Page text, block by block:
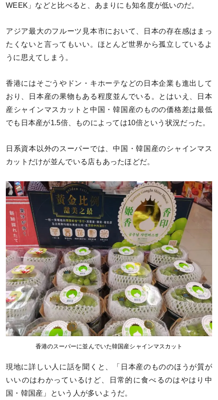
WEEK」などと比べると、あまりにも知名度が低いのだ。
アジア最大のフルーツ見本市において、日本の存在感はまっ
たくないと言ってもいい。ほとんど世界から孤立しているよ
うに思えてしまう。
香港にはそごうやドン・キホーテなどの日本企業も進出して
おり、日本産の果物もある程度並んでいる。とはいえ、日本
産シャインマスカットと中国・韓国産のものの価格差は最低
でも日本産が1.5倍、ものによっては10倍という状況だった。
日系資本以外のスーパーでは、中国・韓国産のシャインマス
カットだけが並んでいる店もあったほどだ。
香港のスーパーに並んでいた韓国産シャインマスカット
現地に詳しい人に話を聞くと、「日本産のもののほうが質が
いいのはわかっているけど、日常的に食べるのはやはり中
国・韓国産」という人が多いようだ。